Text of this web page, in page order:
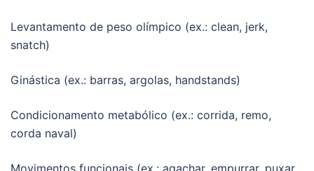
Levantamento de peso olímpico (ex.: clean, jerk,
snatch)
Ginástica (ex.: barras, argolas, handstands)
Condicionamento metabólico (ex.: corrida, remo,
corda naval)